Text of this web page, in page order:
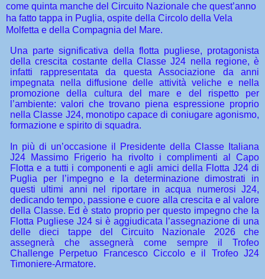
come quinta manche del Circuito Nazionale che quest’anno
ha fatto tappa in Puglia, ospite della Circolo della Vela
Molfetta e della Compagnia del Mare.
Una parte significativa della flotta pugliese, protagonista
della crescita costante della Classe J24 nella regione, è
infatti rappresentata da questa Associazione da anni
impegnata nella diffusione delle attività veliche e nella
promozione della cultura del mare e del rispetto per
l’ambiente: valori che trovano piena espressione proprio
nella Classe J24, monotipo capace di coniugare agonismo,
formazione e spirito di squadra.
In più di un’occasione il Presidente della Classe Italiana
J24 Massimo Frigerio ha rivolto i complimenti al Capo
Flotta e a tutti i componenti e agli amici della Flotta J24 di
Puglia per l’impegno e la determinazione dimostrati in
questi ultimi anni nel riportare in acqua numerosi J24,
dedicando tempo, passione e cuore alla crescita e al valore
della Classe. Ed è stato proprio per questo impegno che la
Flotta Pugliese J24 si è aggiudicata l’assegnazione di una
delle dieci tappe del Circuito Nazionale 2026 che
assegnerà che assegnerà come sempre il Trofeo
Challenge Perpetuo Francesco Ciccolo e il Trofeo J24
Timoniere-Armatore.